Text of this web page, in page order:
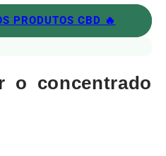
PRODUTOS CBD 🔥
o concentrado